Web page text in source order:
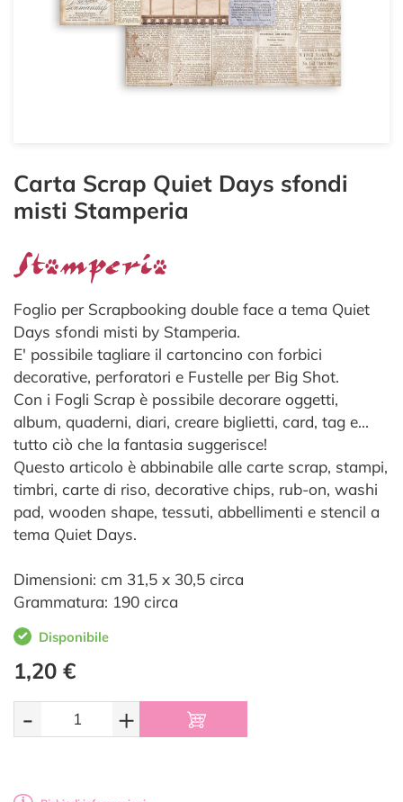
Carta Scrap Quiet Days sfondi
misti Stamperia
Foglio per Scrapbooking double face a tema Quiet
Days sfondi misti by Stamperia.
E' possibile tagliare il cartoncino con forbici
decorative, perforatori e Fustelle per Big Shot.
Con i Fogli Scrap è possibile decorare oggetti,
album, quaderni, diari, creare biglietti, card, tag e…
tutto ciò che la fantasia suggerisce!
Questo articolo è abbinabile alle carte scrap, stampi,
timbri, carte di riso, decorative chips, rub-on, washi
pad, wooden shape, tessuti, abbellimenti e stencil a
tema Quiet Days.
Dimensioni: cm 31,5 x 30,5 circa
Grammatura: 190 circa
Disponibile
1,20 €
- +